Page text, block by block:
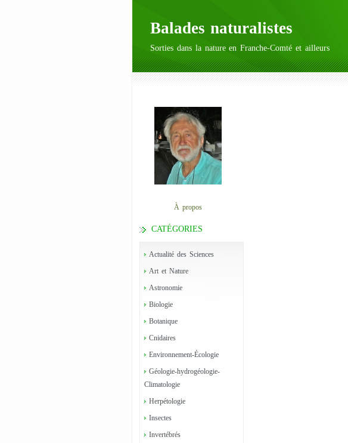
Balades naturalistes
Sorties dans la nature en Franche-Comté et ailleurs
À propos
CATÉGORIES
Actualité des Sciences
Art et Nature
Astronomie
Biologie
Botanique
Cnidaires
Environnement-Écologie
Géologie-hydrogéologie-
Climatologie
Herpétologie
Insectes
Invertébrés